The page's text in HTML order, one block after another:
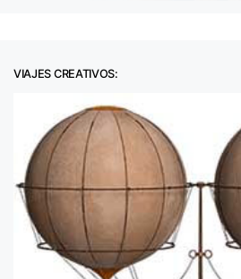
VIAJES CREATIVOS: